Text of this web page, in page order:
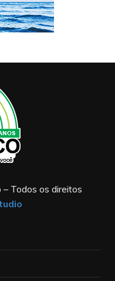
Todos os direitos